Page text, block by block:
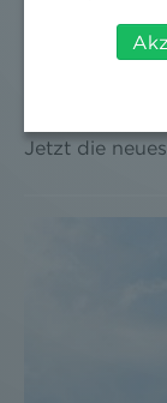
DER NEWS
Jetzt die
Behörden,
werden
Weitere